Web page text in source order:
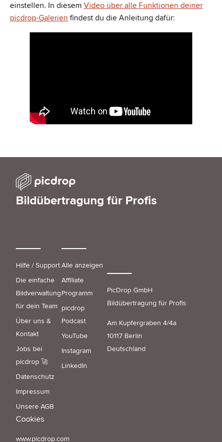
einstellen. In diesem Video über alle Funktionen deiner
picdrop-Galerien findest du die Anleitung dafür:
Bildübertragung für Profis
PicDrop GmbH
Bildübertragung für Profis
Am Kupfergraben 4/4a
10117 Berlin
Deutschland
Hilfe / Support
Die einfache
Bildverwaltung
für dein Team
Über uns &
Kontakt
Jobs bei
picdrop 🚀
Datenschutz
Impressum
Unsere AGB
Cookies
Alle anzeigen
Affiliate
Programm
picdrop
Podcast
YouTube
Instagram
LinkedIn
www.picdrop.com